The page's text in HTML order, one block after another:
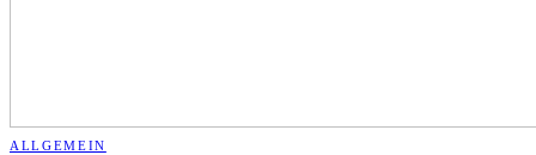
ALLGEMEIN